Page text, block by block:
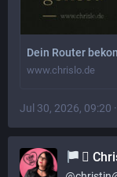
Dein Router
www.chrislo.de
Jul 30, 2026, 09:20 ·
‍⚧️